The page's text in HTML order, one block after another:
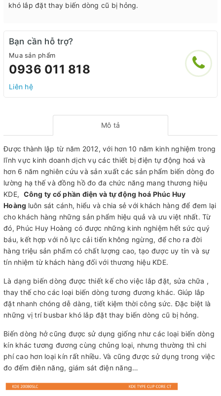
khó lắp đặt thay biến dòng cũ bị hỏng.
Bạn cần hỗ trợ?
Mua sản phẩm
0936 011 818
Liên hệ
Mô tả
Được thành lập từ năm 2012, với hơn 10 năm kinh nghiệm trong
lĩnh vực kinh doanh dịch vụ các thiết bị điện tự động hoá và
hơn 6 năm nghiên cứu và sản xuất các sản phẩm biến dòng đo
lường hạ thế và đồng hồ đo đa chức năng mang thương hiệu
KDE, Công ty cổ phần điện và tự động hoá Phúc Huy
Hoàng luôn sát cánh, hiểu và chia sẻ với khách hàng để đem lại
cho khách hàng những sản phẩm hiệu quả và ưu việt nhất. Từ
đó, Phúc Huy Hoàng có được những kinh nghiệm hết sức quý
báu, kết hợp với nỗ lực cải tiến không ngừng, để cho ra đời
hàng triệu sản phẩm có chất lượng cao, tạo được uy tín và sự
tín nhiệm từ khách hàng đối với thương hiệu KDE.
Là dạng biến dòng được thiết kế cho việc lắp đặt, sửa chữa ,
thay thế cho các loại biến dòng tương đương khác. Giúp lắp
đặt nhanh chóng dễ dàng, tiết kiệm thời công sức. Đặc biệt là
những vị trí busbar khó lắp đặt thay biến dòng cũ bị hỏng.
Biến dòng hở cũng được sử dụng giống như các loại biến dòng
kín khác tương đương cùng chủng loại, nhưng thường thì chi
phí cao hơn loại kín rất nhiều. Và cũng được sử dụng trong việc
đo đếm điên năng, giám sát điện năng…